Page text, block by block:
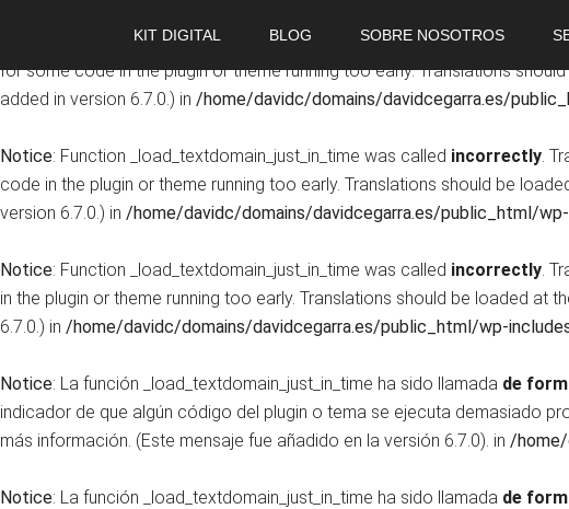
: Function _load_textdomain_just_in_time was calledincorrectly .
for some code in the plugin or theme running too early. Translations
added in version 6.7.0.) in /home/davidc/domains/davidcegarra.es/
Notice: Function _load_textdomain_just_in_time was called incorrectly.
code in the plugin or theme running too early. Translations should be
version 6.7.0.) in /home/davidc/domains/davidcegarra.es/public_html/
Notice: Function _load_textdomain_just_in_time was called incorrectly.
in the plugin or theme running too early. Translations should be loaded at
6.7.0.) in /home/davidc/domains/davidcegarra.es/public_html/wp-
Notice: La función _load_textdomain_just_in_time ha sido llamada de
indicador de que algún código del plugin o tema se ejecuta demasiado
más información. (Este mensaje fue añadido en la versión 6.7.0). in /
Notice: La función _load_textdomain_just_in_time ha sido llamada de
KIT DIGITAL BLOG SOBRE NOSOTROS